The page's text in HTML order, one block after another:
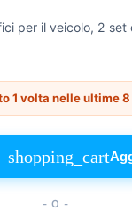
per il veicolo, 2
1 volta nelle ultime
shopping_cart
- O -